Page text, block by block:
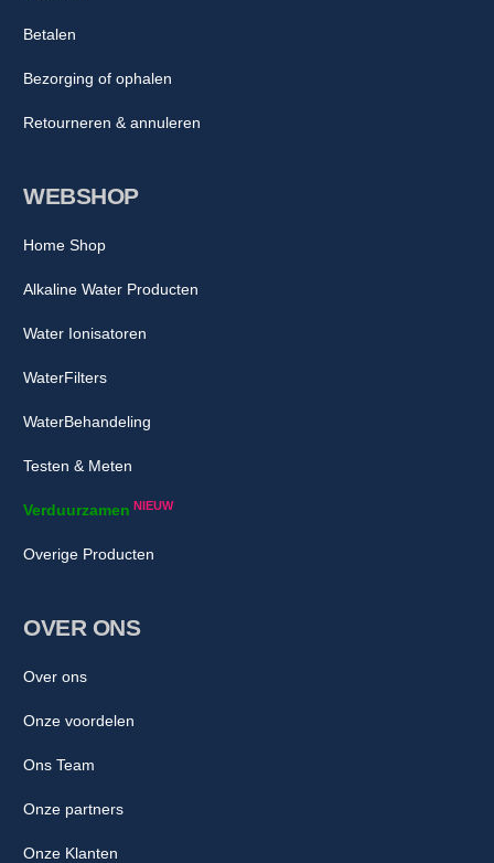
WEBSHOP
Home Shop
Alkaline Water Producten
Water Ionisatoren
WaterFilters
WaterBehandeling
Testen & Meten
Verduurzamen NIEUW
Overige Producten
OVER ONS
Over ons
Onze voordelen
Ons Team
Onze partners
Onze Klanten
Betalen
Bezorging of ophalen
Retourneren & annuleren